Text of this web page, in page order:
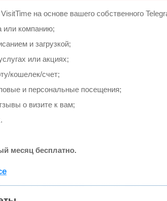
на основе вашего собственного
или компанию;
и загрузкой;
или акциях;
кошелек/счет;
и персональные посещения;
о визите к вам;
месяц бесплатно.